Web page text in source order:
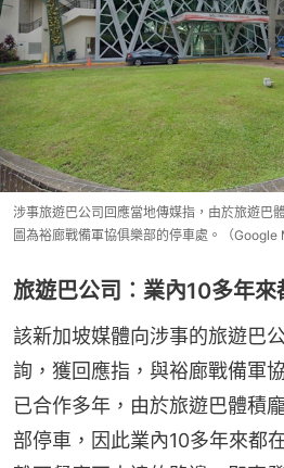
涉事旅遊巴公司回應當地傳媒指，由於旅遊巴
圖為裕廊戰備軍協俱樂部的停車處。（Google
旅遊巴公司︰業內10多年
該新加坡媒體向涉事的旅遊巴
詢，獲回應指，與裕廊戰備軍
已合作多年，由於旅遊巴體積
部停車，因此業內10多年來都